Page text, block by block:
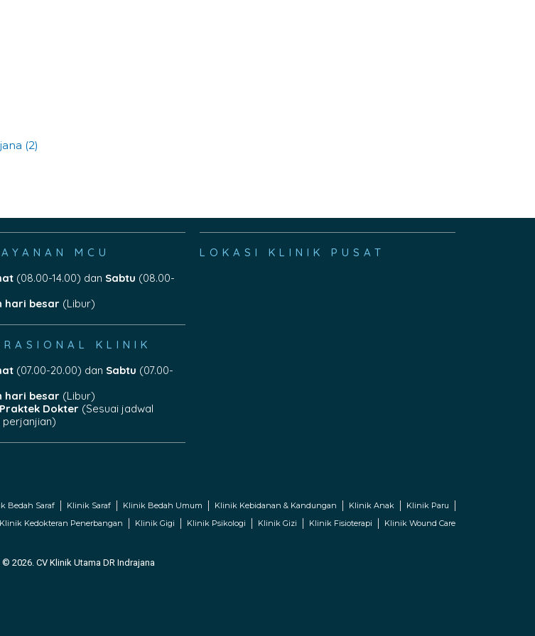
(2)
MCU
(08.00-14.00) dan Sabtu (08.00-
hari besar(Libur)
KLINIK
(07.00-20.00) dan Sabtu (07.00-
hari besar(Libur)
Dokter(Sesuai jadwal
LOKASI KLINIK PUSAT
Bedah Saraf Klinik Saraf Klinik Bedah Umum Klinik Kebidanan & Kandungan Klinik Anak
Klinik Paru
Klinik Kedokteran Penerbangan Klinik Gigi Klinik Psikologi Klinik Gizi Klinik Fisioterapi Klinik Wound Care
2026. CV Klinik Utama DR Indrajana